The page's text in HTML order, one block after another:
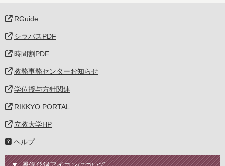
RGuide
シラバスPDF
時間割PDF
教務事務センターお知らせ
学位授与方針関連
RIKKYO PORTAL
立教大学HP
ヘルプ